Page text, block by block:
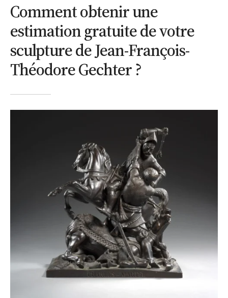
Comment obtenir une
estimation gratuite de votre
sculpture de Jean-François-
Théodore Gechter ?